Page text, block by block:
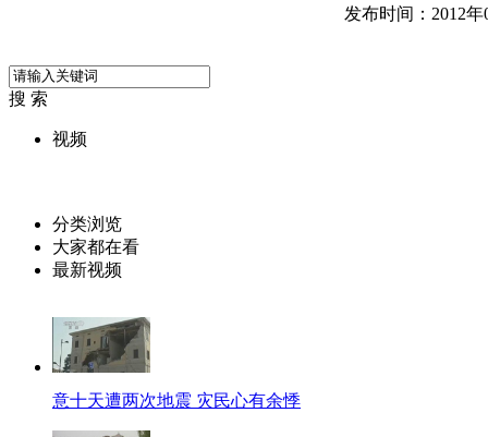
发布时间：2012年
搜 索
视频
分类浏览
大家都在看
最新视频
意十天遭两次地震 灾民心有余悸